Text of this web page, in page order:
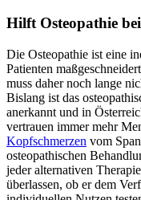
Hilft Osteopathie
Die Osteopathie ist eine
Patienten
muss daher noch lange
Bislang ist das
anerkannt und in
vertrauen immer mehr
Kopfschmerzen vom
osteopathischen
jeder alternativen
überlassen, ob er dem